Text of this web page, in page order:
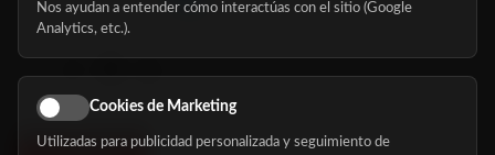
Síguenos
Nos ayudan a entender cómo interactúas con el sitio (Google
Analytics, etc.).
Cookies de Marketing
Utilizadas para publicidad personalizada y seguimiento de